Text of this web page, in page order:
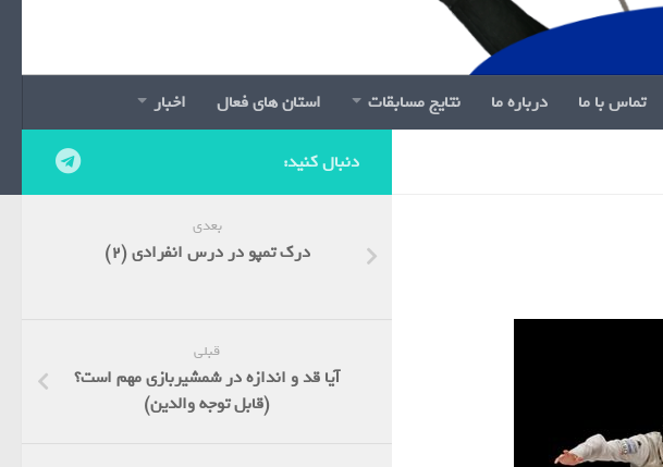
تماس با ما درباره ما نتایج مسابقات استان های فعال اخبار
دنبال کنید:
بعدی
درک تمپو در درس انفرادی (2)
قبلی
آیا قد و اندازه در شمشیربازی مهم است؟
(قابل توجه والدین)